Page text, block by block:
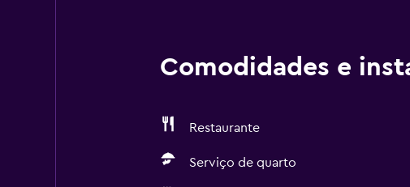
Comodidades e
Restaurante
Serviço de quarto